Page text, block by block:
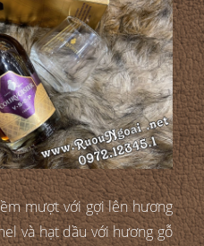
mượt với gợi lên hương
và hạt dầu với hương gỗ